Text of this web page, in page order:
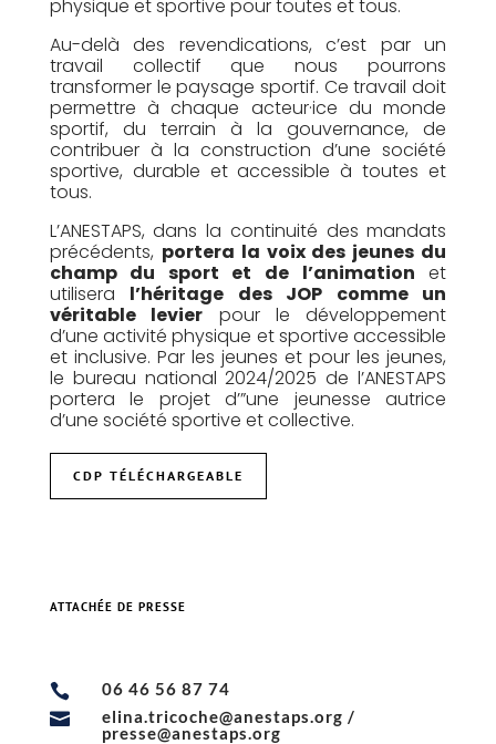
physique et sportive pour toutes et tous.
Au-delà des revendications, c’est par un
travail collectif que nous pourrons
transformer le paysage sportif. Ce travail doit
permettre à chaque acteur·ice du monde
sportif, du terrain à la gouvernance, de
contribuer à la construction d’une société
sportive, durable et accessible à toutes et
tous.
L’ANESTAPS, dans la continuité des mandats
précédents, portera la voix des jeunes du
champ du sport et de l’animation et
utilisera l’héritage des JOP comme un
véritable levier pour le développement
d’une activité physique et sportive accessible
et inclusive. Par les jeunes et pour les jeunes,
le bureau national 2024/2025 de l’ANESTAPS
portera le projet d’”une jeunesse autrice
d’une société sportive et collective.
CDP TÉLÉCHARGEABLE
ATTACHÉE DE PRESSE

06 46 56 87 74

elina.tricoche@anestaps.org /
presse@anestaps.org